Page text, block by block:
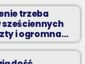
się przed
ze znajomymi przy
trzeba
i ogromna